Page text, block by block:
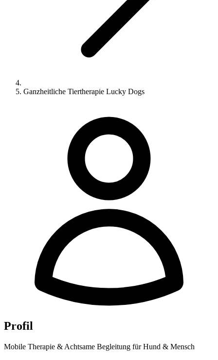
Ganzheitliche Tiertherapie Lucky Dogs
Profil
Mobile Therapie & Achtsame Begleitung für Hund & Mensch